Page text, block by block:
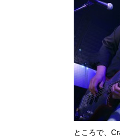
ところで、